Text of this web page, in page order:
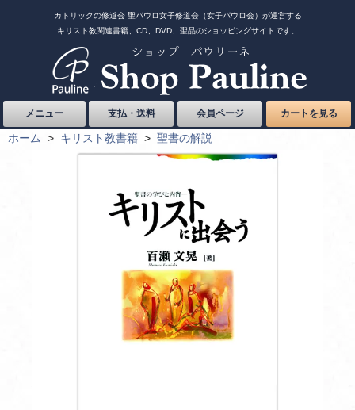
カトリックの修道会 聖パウロ女子修道会（女子パウロ会）が運営する
キリスト教関連書籍、CD、DVD、聖品のショッピングサイトです。
メニュー 支払・送料 会員ページ カートを見る
ホーム > キリスト教書籍 > 聖書の解説